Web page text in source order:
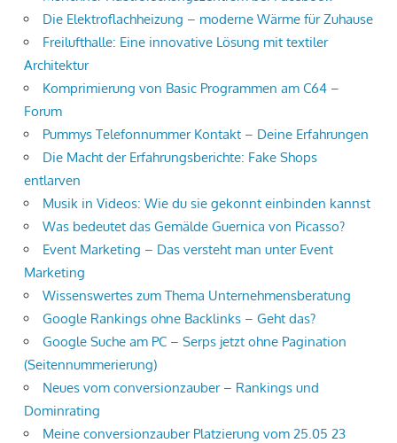
Die Elektroflachheizung – moderne Wärme für Zuhause
Freilufthalle: Eine innovative Lösung mit textiler
Architektur
Komprimierung von Basic Programmen am C64 –
Forum
Pummys Telefonnummer Kontakt – Deine Erfahrungen
Die Macht der Erfahrungsberichte: Fake Shops
entlarven
Musik in Videos: Wie du sie gekonnt einbinden kannst
Was bedeutet das Gemälde Guernica von Picasso?
Event Marketing – Das versteht man unter Event
Marketing
Wissenswertes zum Thema Unternehmensberatung
Google Rankings ohne Backlinks – Geht das?
Google Suche am PC – Serps jetzt ohne Pagination
(Seitennummerierung)
Neues vom conversionzauber – Rankings und
Dominrating
Meine conversionzauber Platzierung vom 25.05 23